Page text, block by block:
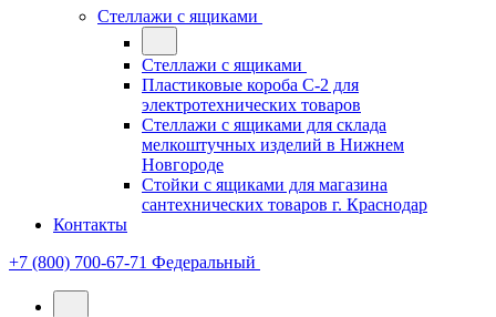
Стеллажи с ящиками
Стеллажи с ящиками
Пластиковые короба С-2 для
электротехнических товаров
Стеллажи с ящиками для склада
мелкоштучных изделий в Нижнем
Новгороде
Стойки с ящиками для магазина
сантехнических товаров г. Краснодар
Контакты
+7 (800) 700-67-71 Федеральный